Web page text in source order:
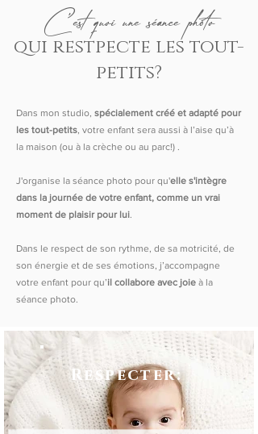
C'est quoi une séance photo
qui restpecte les tout-
petits?
Dans mon studio, spécialement créé et adapté pour
les tout-petits, votre enfant sera aussi à l’aise qu’à
la maison (ou à la crèche ou au parc!) .
J'organise la séance photo pour qu'elle s'intègre
dans la journée de votre enfant, comme un vrai
moment de plaisir pour lui.
Dans le respect de son rythme, de sa motricité, de
son énergie et de ses émotions, j’accompagne
votre enfant pour qu’il collabore avec joie à la
séance photo.
Respecter: